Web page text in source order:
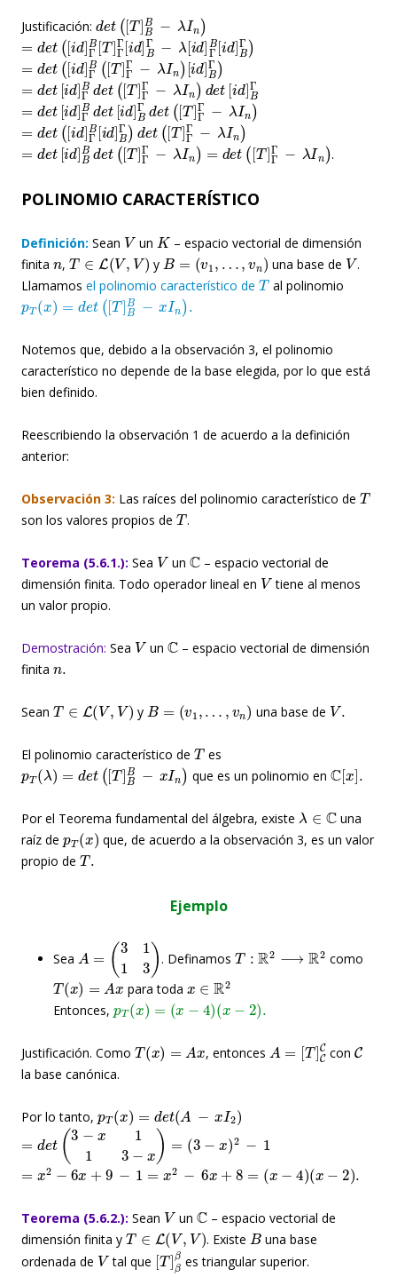
Justificación:
d ([T]B I n)
=det([id]ΓB[T]ΓΓ[id −λ[id]ΓB[id
det( [id]ΓB([T]ΓΓ−λ In) [id]BΓ)
det[ id]ΓBdet([T]Γ Γ−λIn)det[i d] BΓ
det[ id]ΓBde [id]B Γ et([T]ΓΓ−λIn)
det( [id]ΓB[id]BΓ)det([T]ΓΓ λ In)
det[ id]BBdet([T]ΓΓ −λIn) det([T]ΓΓ n
.
POLINOMIO CARACTERÍSTICO
Definición: Sean
V
un
K
– espacio vectorial de dimensión
finita
n
,
T∈L(V,V)
y
B= (v1,…,v n)
una base de
V
.
Llamamos el polinomio característico de
T
al polinomio
pT(x)=det([ T]BB−xIn).
Notemos que, debido a la observación 3, el polinomio
característico no depende de la base elegida, por lo que está
bien definido.
Reescribiendo la observación 1 de acuerdo a la definición
anterior:
Observación 3: Las raíces del polinomio característico de
T
son los valores propios de
T
.
Teorema (5.6.1.): Sea
V
un
C
– espacio vectorial de
dimensión finita. Todo operador lineal en
V
tiene al menos
un valor propio.
Demostración: Sea
V
un
C
– espacio vectorial de dimensión
finita
n.
Sean
T∈ (V,V
y
B= 1
una base de
V.
El polinomio característico de
T
es
p T(λ)=det( [T]BB−xIn)
que es un polinomio en
C[x ]
Por el Teorema fundamental del álgebra, existe
λ
una
raíz de
pT(x)
que, de acuerdo a la observación 3, es un valor
propio de
T.
Ejemplo
Sea
A 11
. Definamos
T: 2⟶
como
T(x )=
para toda
R2
Entonces,
p T(x)=(x−4)( x−2)
Justificación. Como
T(x )=
, entonces
A T]CC
con
C
la base canónica.
Por lo tanto,
T( ) et A −
e 3−x 113 =( −x −1
2− x+ 9− 1 =x 2− +8 − x
Teorema (5.6.2.): Sean
V
un
C
– espacio vectorial de
dimensión finita y
T∈L(V,V)
. Existe
B
una base
ordenada de
V
tal que
[T]ββ
es triangular superior.